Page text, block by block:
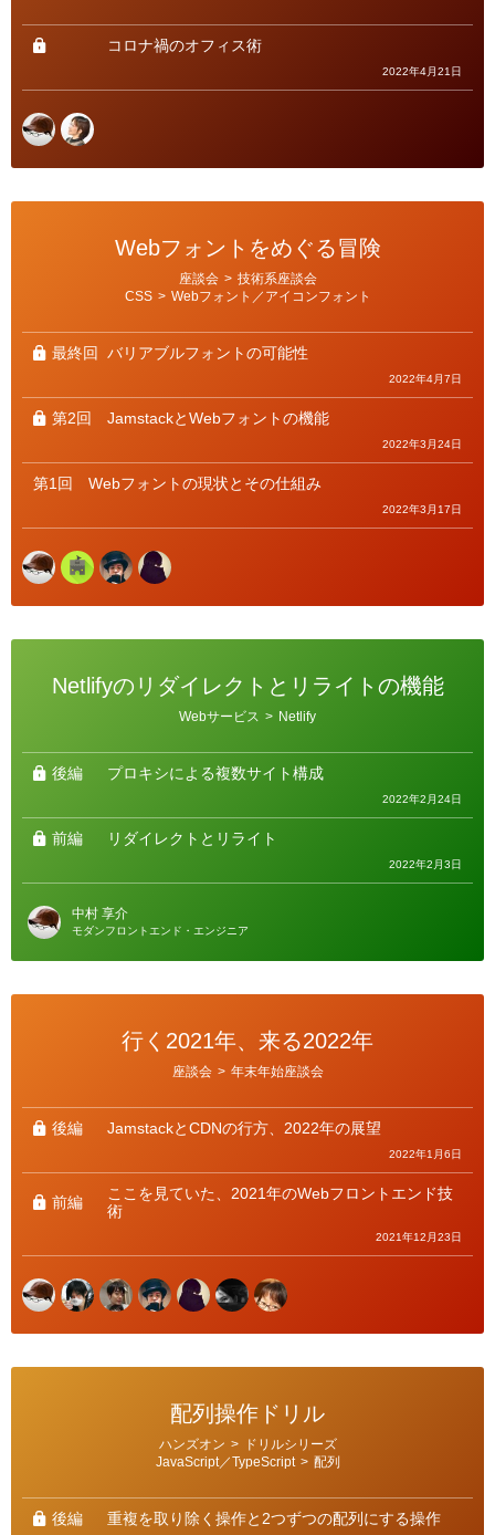
リ
ー
コロナ禍のオフィス術
2022年4月21日
Webフォントをめぐる冒険
ー
座談会 > 技術系座談会
CSS > Webフォント／アイコンフォント
最終回 バリアブルフォントの可能性
2022年4月7日
第2回 JamstackとWebフォントの機能
2022年3月24日
第1回 Webフォントの現状とその仕組み
2022年3月17日
Netlifyのリダイレクトとリライトの機能
リ
ー
Webサービス > Netlify
後編 プロキシによる複数サイト構成
2022年2月24日
前編 リダイレクトとリライト
2022年2月3日
中村 享介
モダンフロントエンド・エンジニア
行く2021年、来る2022年
リ
ー
座談会 > 年末年始座談会
後編 JamstackとCDNの行方、2022年の展望
2022年1月6日
前編
ここを見ていた、2021年のWebフロントエンド技
術
2021年12月23日
配列操作ドリル
ー
ハンズオン >
ドリルシリーズ
JavaScript／TypeScript > 配列
後編 重複を取り除く操作と2つずつの配列にする操作